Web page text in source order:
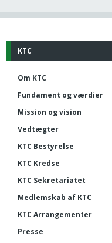
KTC
Om KTC
Fundament og værdier
Mission og vision
Vedtægter
KTC Bestyrelse
KTC Kredse
KTC Sekretariatet
Medlemskab af KTC
KTC Arrangementer
Presse